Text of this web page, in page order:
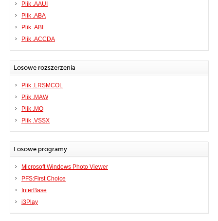
Plik .AAUI
Plik .ABA
Plik .ABI
Plik .ACCDA
Losowe rozszerzenia
Plik .LRSMCOL
Plik .MAW
Plik .MO
Plik .VSSX
Losowe programy
Microsoft Windows Photo Viewer
PFS:First Choice
InterBase
i3Play